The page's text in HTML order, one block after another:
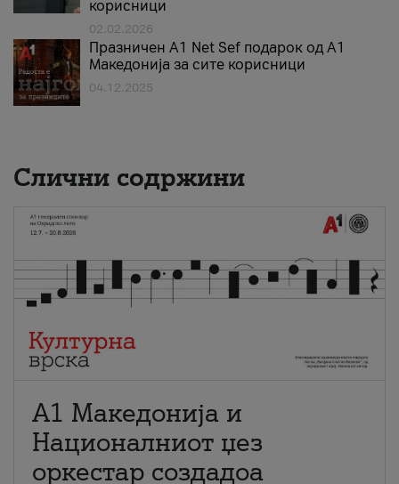
корисници
02.02.2026
Празничен A1 Net Sеf подарок од А1
Македонија за сите корисници
04.12.2025
Слични содржини
А1 Македонија и
Националниот џез
оркестар создадоа